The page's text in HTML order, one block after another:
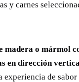
y carnes
madera o mármol
en dirección
experiencia de